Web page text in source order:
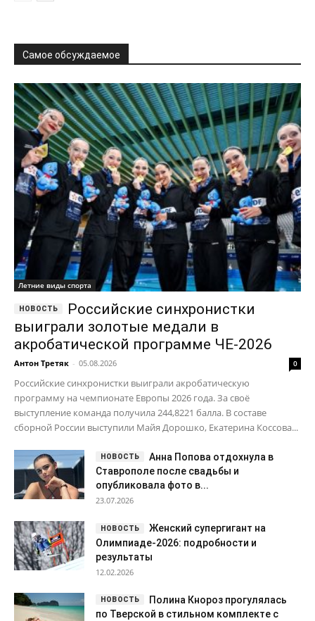
Самое обсуждаемое
Летние виды спорта
Российские синхронистки
выиграли золотые медали в
акробатической программе ЧЕ-2026
Антон Третяк - 05.08.2026 0
Российские синхронистки выиграли акробатическую
программу на чемпионате Европы 2026 года. За своё
выступление команда получила 244,8221 балла. В составе
сборной России выступили Майя Дорошко, Екатерина Коссова...
Анна Попова отдохнула в
Ставрополе после свадьбы и
опубликовала фото в...
23.07.2026
Женский супергигант на
Олимпиаде-2026: подробности и
результаты
12.02.2026
Полина Кнороз прогулялась
по Тверской в стильном комплекте с